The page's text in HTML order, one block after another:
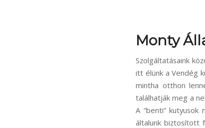
Monty
Szolgáltatásaink
itt élünk a Vendég
mintha otthon
találhatják meg a
A “benti”
általunk biztosított